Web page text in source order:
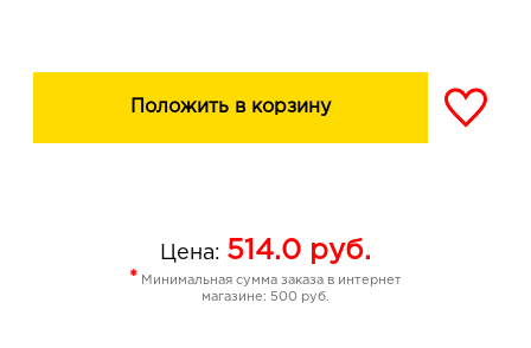
оказывает выраженный эффект лифтинга
тонизирует, уменьшает припухлости и темные круги
глубоко увлажняет, успокаивает и снимает
Положить в корзину
Цена: 514.0 руб.
* Минимальная сумма заказа в интернет
магазине: 500 руб.